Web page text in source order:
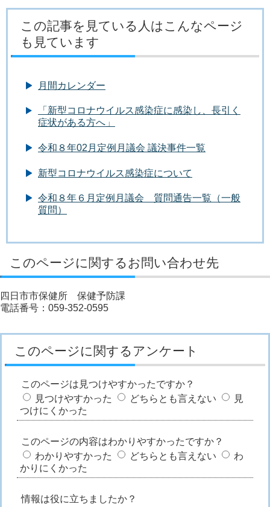
この記事を見ている人はこんなページ
も見ています
月間カレンダー
「新型コロナウイルス感染症に感染し、長引く
症状がある方へ」
令和８年02月定例月議会 議決事件一覧
新型コロナウイルス感染症について
令和８年６月定例月議会 質問通告一覧（一般
質問）
このページに関するお問い合わせ先
四日市市保健所 保健予防課
電話番号：059-352-0595
このページに関するアンケート
このページは見つけやすかったですか？
見つけやすかった
どちらとも言えない
見
つけにくかった
このページの内容はわかりやすかったですか？
わかりやすかった
どちらとも言えない
わ
かりにくかった
情報は役に立ちましたか？